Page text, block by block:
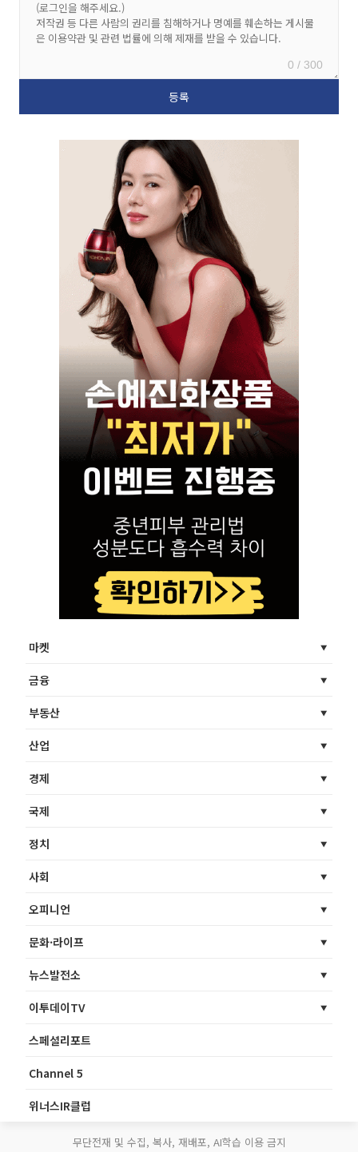
0 / 300
마켓
금융
부동산
산업
경제
국제
정치
사회
오피니언
문화·라이프
뉴스발전소
이투데이TV
스페셜리포트
Channel 5
위너스IR클럽
무단전재 및 수집, 복사, 재배포, AI학습 이용 금지